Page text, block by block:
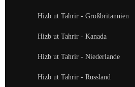
Hizb ut Tahrir - Großbritannien
Hizb ut Tahrir - Kanada
Hizb ut Tahrir - Niederlande
Hizb ut Tahrir - Russland